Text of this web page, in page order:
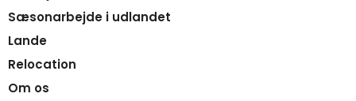
Sæsonarbejde i udlandet
Lande
Relocation
Om os